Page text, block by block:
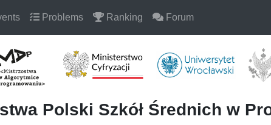
Problems Ranking Forum
Polski Szkół Średnich w